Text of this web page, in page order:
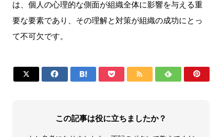
は、個人の心理的な側面が組織全体に影響を与える重
要な要素であり、その理解と対策が組織の成功にとっ
て不可欠です。
      
この記事は役に立ちましたか？